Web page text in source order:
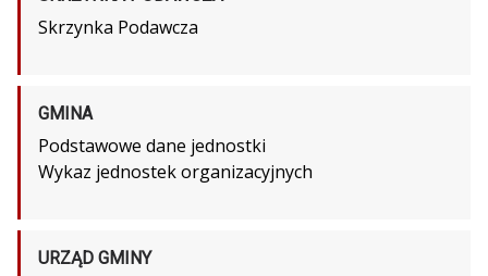
Skrzynka Podawcza
GMINA
Podstawowe dane jednostki
Wykaz jednostek organizacyjnych
URZĄD GMINY